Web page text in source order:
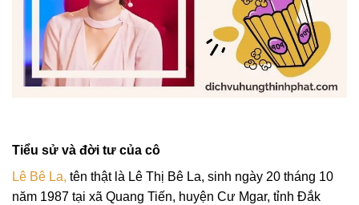
Tiểu sử và đời tư của cô
Lê Bê La, tên thật là Lê Thị Bê La, sinh ngày 20 tháng 10
năm 1987 tại xã Quang Tiến, huyện Cư Mgar, tỉnh Đắk